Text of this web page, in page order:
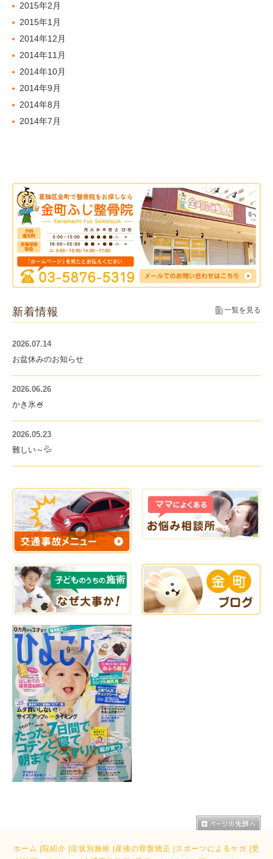
2015年2月
2015年1月
2014年12月
2014年11月
2014年10月
2014年9月
2014年8月
2014年7月
新着情報 一覧を見る
2026.07.14
お盆休みのお知らせ
2026.06.26
かき氷🍧
2026.05.23
難しい～💦
ホーム |院紹介 |症状別施術 | 産後の骨盤矯正 | スポーツによるケガ |受